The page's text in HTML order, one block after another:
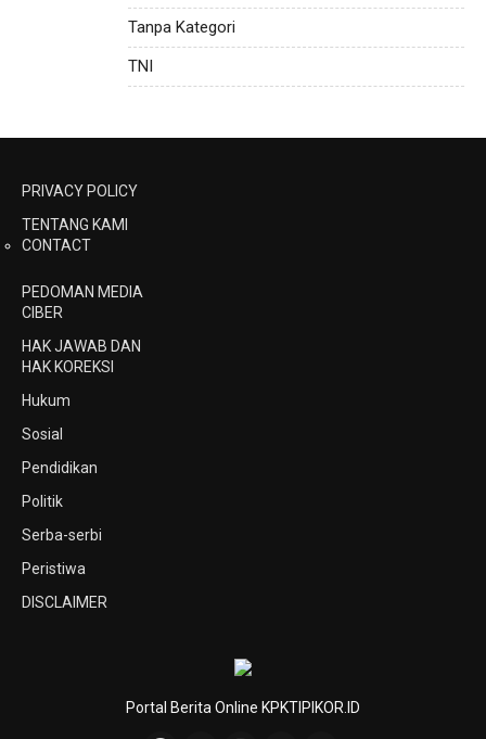
Tanpa Kategori
TNI
PRIVACY POLICY
TENTANG KAMI
CONTACT
PEDOMAN MEDIA
CIBER
HAK JAWAB DAN
HAK KOREKSI
Hukum
Sosial
Pendidikan
Politik
Serba-serbi
Peristiwa
DISCLAIMER
Portal Berita Online KPKTIPIKOR.ID